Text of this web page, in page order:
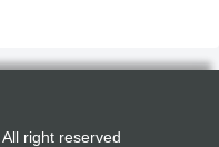
right reserved